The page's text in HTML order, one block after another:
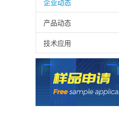
企业动态
产品动态
技术应用